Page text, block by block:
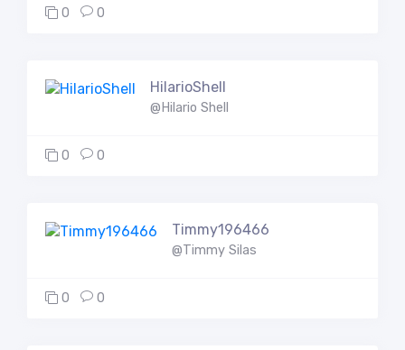
0 0
HilarioShell
@Hilario Shell
0 0
Timmy196466
@Timmy Silas
0 0